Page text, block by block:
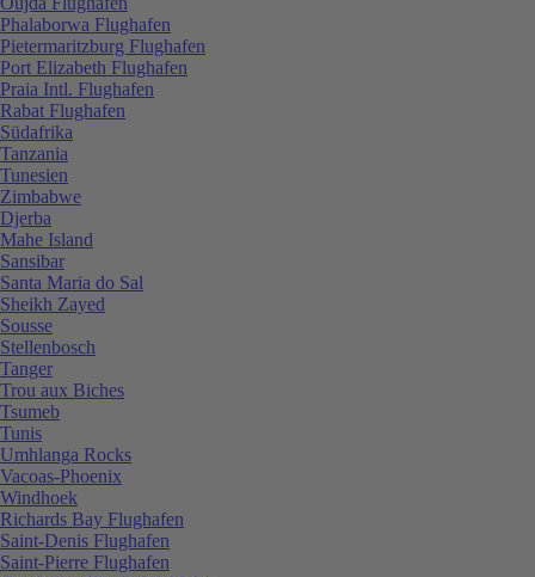
Phalaborwa Flughafen
Pietermaritzburg Flughafen
Port Elizabeth Flughafen
Praia Intl. Flughafen
Rabat Flughafen
Südafrika
Tanzania
Tunesien
Zimbabwe
Djerba
Mahe Island
Sansibar
Santa Maria do Sal
Sheikh Zayed
Sousse
Stellenbosch
Tanger
Trou aux Biches
Tsumeb
Tunis
Umhlanga Rocks
Vacoas-Phoenix
Windhoek
Richards Bay Flughafen
Saint-Denis Flughafen
Saint-Pierre Flughafen